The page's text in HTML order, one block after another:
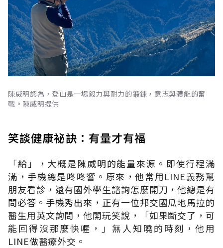
陳威明認為，登山是一場毅力與耐力的鍛鍊，意志與體能的奮
戰。陳威明提供
笑談健康祕訣：有量才有福
「給」，大概是陳威明的能量來源。即使行程滿
滿，手機總是咚咚響。原來，他常用LINE義務幫
朋友看診，還有國外學生諮詢怎麼開刀，他總是有
問必答。手機秀出來，正有一位邦交國瓜地馬拉的
醫生用英文詢問，他開玩笑說，「如果斷交了，可
能回得沒那麼快喔 ，」 無人知曉的時刻，他用
LINE做醫療外交 。